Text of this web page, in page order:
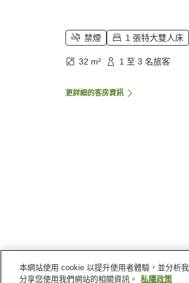
禁煙 1 張特大雙人床
32 m² 1 至 3 名旅客
更詳細的客房資訊
主頁 泰國 北碧府 北碧府
本網站使用 cookie 以提升使用者體驗，並分析
分享您使用我們網站的相關資訊。 私隱政策